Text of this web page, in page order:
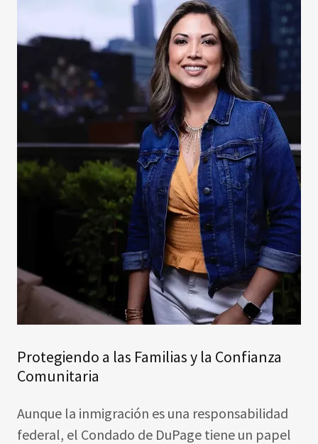
Protegiendo a las Familias y la Confianza
Comunitaria
Aunque la inmigración es una responsabilidad
federal, el Condado de DuPage tiene un papel